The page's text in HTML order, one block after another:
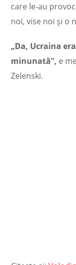
care le-au
noi, vise noi și o
„Da, Ucraina
minunată”, e
Zelenski.